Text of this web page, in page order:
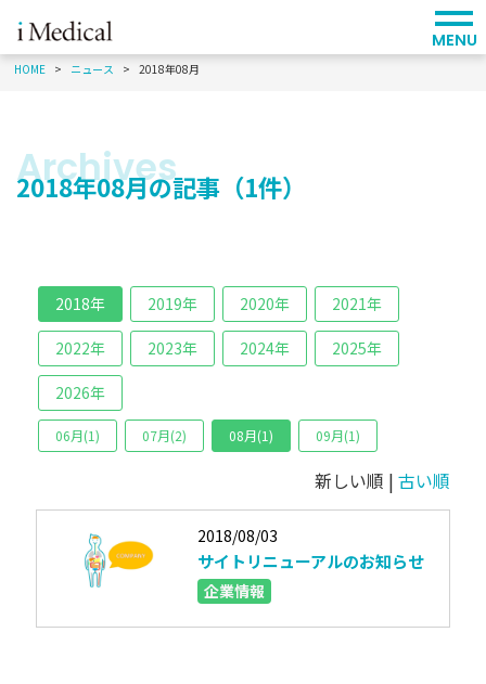
MENU
HOME ニュース 2018年08月
2018年08月の記事（1件）
2018年 2019年 2020年 2021年
2022年 2023年 2024年 2025年
2026年
06月(1) 07月(2) 08月(1) 09月(1)
新しい順 | 古い順
2018/08/03
サイトリニューアルのお知らせ
企業情報